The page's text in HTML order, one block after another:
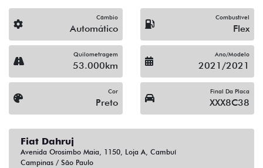
Avenida Orosimbo Maia, 1150, Loja A, Cambuí
Campinas / São Paulo
(19) 3512-9638
Solicitar proposta